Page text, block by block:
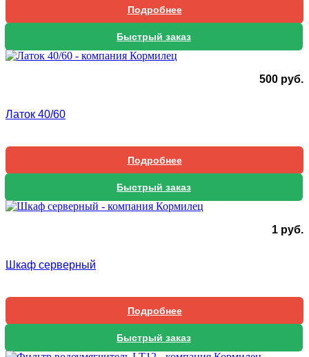
Подробнее
Быстрый заказ
500 руб.
Латок 40/60
Подробнее
Быстрый заказ
1 руб.
Шкаф серверный
Подробнее
Быстрый заказ